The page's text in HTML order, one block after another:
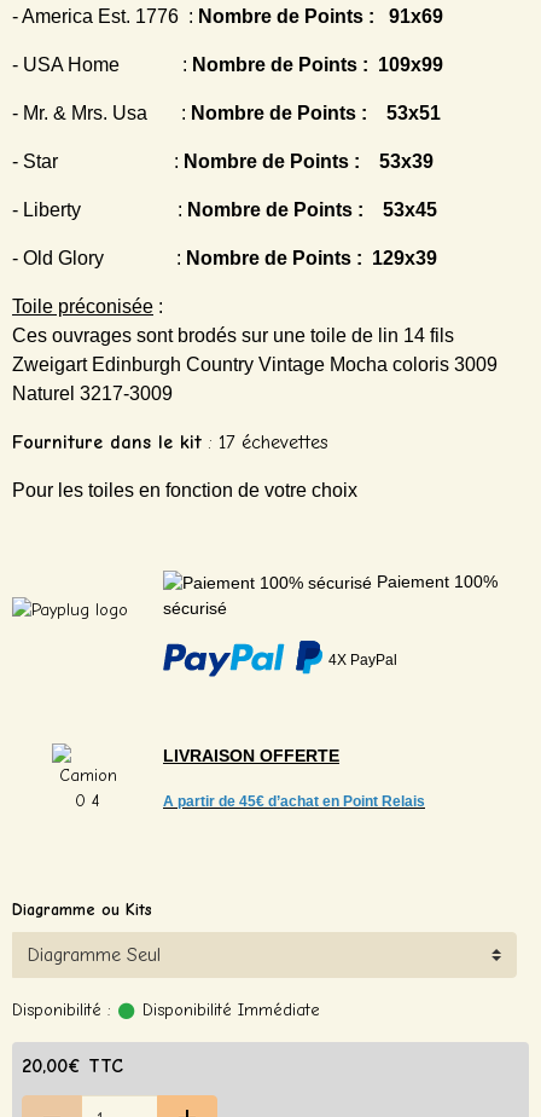
- America Est. 1776 : Nombre de Points : 91x69
- USA Home : Nombre de Points : 109x99
- Mr. & Mrs. Usa : Nombre de Points : 53x51
- Star : Nombre de Points : 53x39
- Liberty : Nombre de Points : 53x45
- Old Glory : Nombre de Points : 129x39
Toile préconisée :
Ces ouvrages sont brodés sur une toile de lin 14 fils
Zweigart Edinburgh Country Vintage Mocha coloris 3009
Naturel 3217-3009
Fourniture dans le kit : 17 échevettes
Pour les toiles en fonction de votre choix
Paiement 100%
sécurisé
4X PayPal
LIVRAISON OFFERTE
A partir de 45€ d’achat en Point Relais
Diagramme ou Kits
Disponibilité : Disponibilité Immédiate
20,00€ TTC